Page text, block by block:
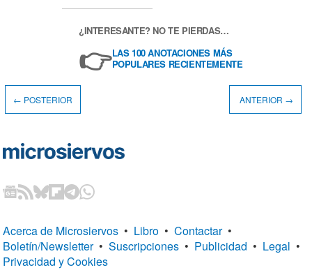
¿INTERESANTE? NO TE PIERDAS…
👉LAS 100 ANOTACIONES MÁS
POPULARES RECIENTEMENTE
← POSTERIOR ANTERIOR →
Acerca de Microsiervos • Libro • Contactar •
Boletín/Newsletter • Suscripciones • Publicidad • Legal •
Privacidad y Cookies